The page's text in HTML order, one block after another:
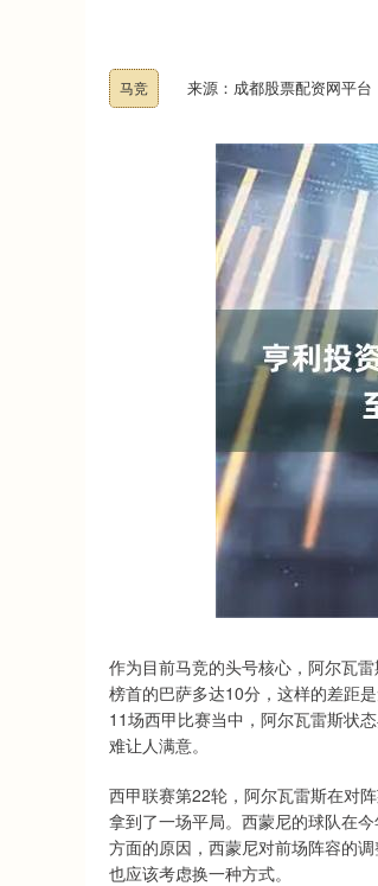
马竞 来源：成都股票配资网平台
作为目前马竞的头号核心，阿尔瓦
榜首的巴萨多达10分，这样的差距
11场西甲比赛当中，阿尔瓦雷斯状
难让人满意。
西甲联赛第22轮，阿尔瓦雷斯在对
拿到了一场平局。西蒙尼的球队在
方面的原因，西蒙尼对前场阵容的
也应该考虑换一种方式。
深证成指 14311.01